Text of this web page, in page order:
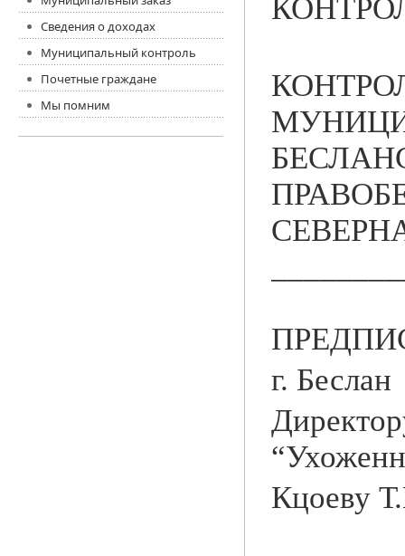
Сведения о доходах
Муниципальный контроль
Почетные граждане
Мы помним
г.
Кцоеву